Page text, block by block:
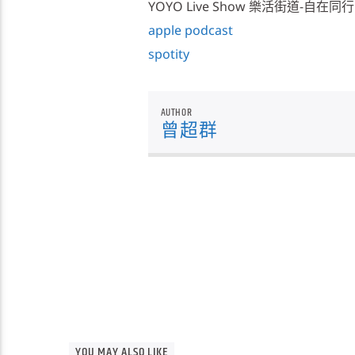
YOYO Live Show 樂活街道-自在同行
apple podcast
spotity
AUTHOR
曾超群